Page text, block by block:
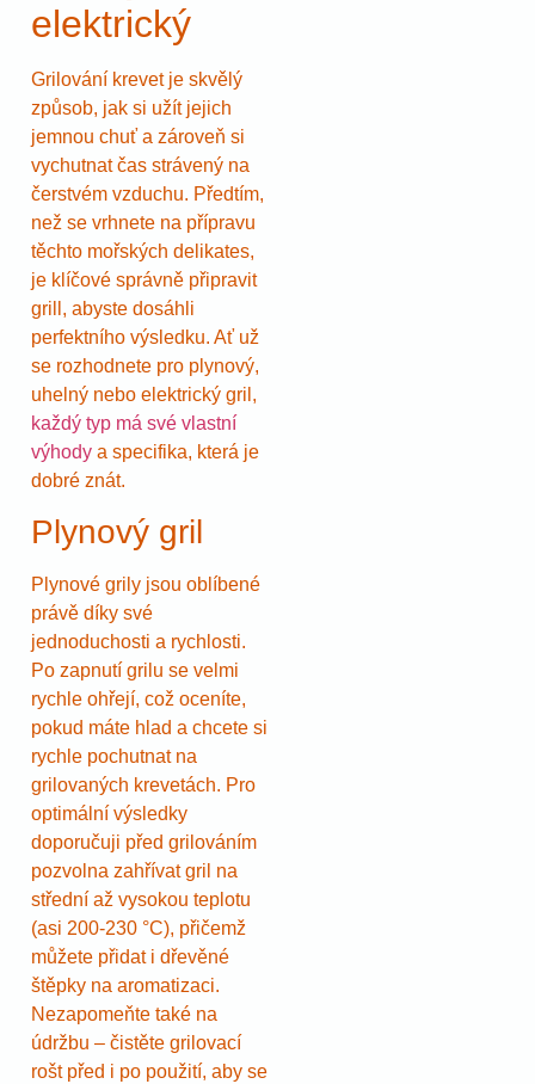
elektrický
Grilování krevet je skvělý
způsob, jak si užít jejich
jemnou chuť a zároveň si
vychutnat čas strávený na
čerstvém vzduchu. Předtím,
než se vrhnete na přípravu
těchto mořských delikates,
je klíčové správně připravit
grill, abyste dosáhli
perfektního výsledku. Ať už
se rozhodnete pro plynový,
uhelný nebo elektrický gril,
každý typ má své vlastní
výhody a specifika, která je
dobré znát.
Plynový gril
Plynové grily jsou oblíbené
právě díky své
jednoduchosti a rychlosti.
Po zapnutí grilu se velmi
rychle ohřejí, což oceníte,
pokud máte hlad a chcete si
rychle pochutnat na
grilovaných krevetách. Pro
optimální výsledky
doporučuji před grilováním
pozvolna zahřívat gril na
střední až vysokou teplotu
(asi 200-230 °C), přičemž
můžete přidat i dřevěné
štěpky na aromatizaci.
Nezapomeňte také na
údržbu – čistěte grilovací
rošt před i po použití, aby se